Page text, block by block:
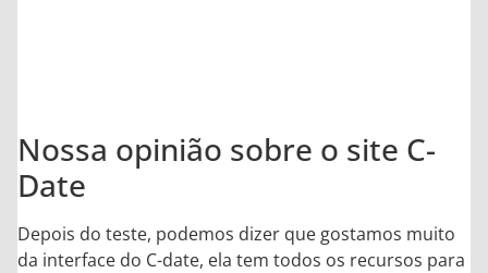
Nossa opinião sobre o site C-
Date
Depois do teste, podemos dizer que gostamos muito
da interface do C-date, ela tem todos os recursos para